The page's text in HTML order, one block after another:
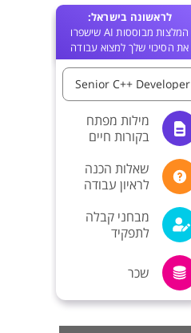
לראשונה בישראל:
המלצות מבוססות AI שישפרו
את הסיכוי שלך למצוא עבודה
Senior C++ Developer
מילות מפתח
בקורות חיים
שאלות הכנה
לראיון עבודה
מבחני קבלה
לתפקיד
שכר